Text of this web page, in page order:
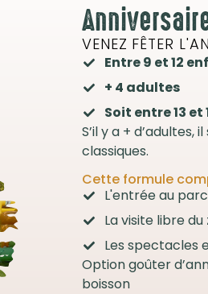
VENEZ FÊTER
Entre 9 et 12
+ 4 adultes
Soit entre 13 et
S’il y a +
classiques.
Cette formule
L'entrée au
La visite libre du
Les spectacles
Option goûter
boisson